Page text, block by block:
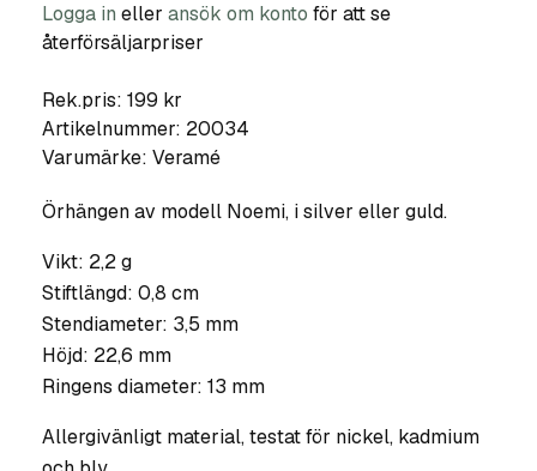
Logga in eller ansök om konto för att se
återförsäljarpriser
Rek.pris: 199 kr
Artikelnummer: 20034
Varumärke: Veramé
Örhängen av modell Noemi, i silver eller guld.
Vikt: 2,2 g
Stiftlängd: 0,8 cm
Stendiameter: 3,5 mm
Höjd: 22,6 mm
Ringens diameter: 13 mm
Allergivänligt material, testat för nickel, kadmium